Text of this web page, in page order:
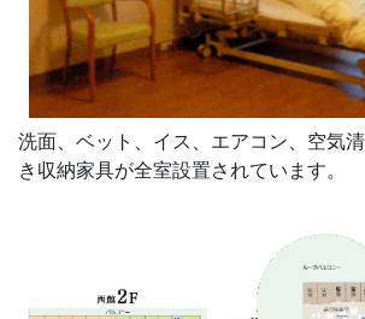
洗面、ベット、イス、エアコン、空気
き収納家具が全室設置されています。